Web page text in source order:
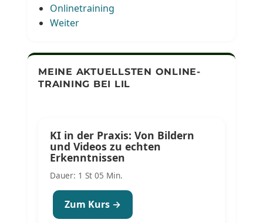
Onlinetraining
Weiter
MEINE AKTUELLSTEN ONLINE-
TRAINING BEI LIL
KI in der Praxis: Von Bildern
und Videos zu echten
Erkenntnissen
Dauer: 1 St 05 Min.
Zum Kurs →